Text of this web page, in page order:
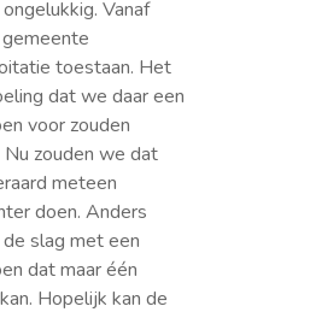
Vanaf
toestaan. Het
dat we daar een
voor zouden
zouden we dat
meteen
doen. Anders
slag met een
dat maar één
Hopelijk kan de